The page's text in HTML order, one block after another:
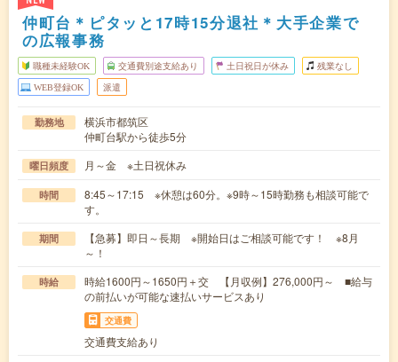
仲町台＊ピタッと17時15分退社＊大手企業で
の広報事務
職種未経験OK 交通費別途支給あり 土日祝日が休み 残業なし
WEB登録OK 派遣
勤務地
横浜市都筑区
仲町台駅から徒歩5分
曜日頻度 月～金 ※土日祝休み
時間
8:45～17:15 ※休憩は60分。※9時～15時勤務も相談可能で
す。
期間
【急募】即日～長期 ※開始日はご相談可能です！ ※8月
～！
時給
時給1600円～1650円＋交 【月収例】276,000円～ ■給与
の前払いが可能な速払いサービスあり
交通費
交通費支給あり